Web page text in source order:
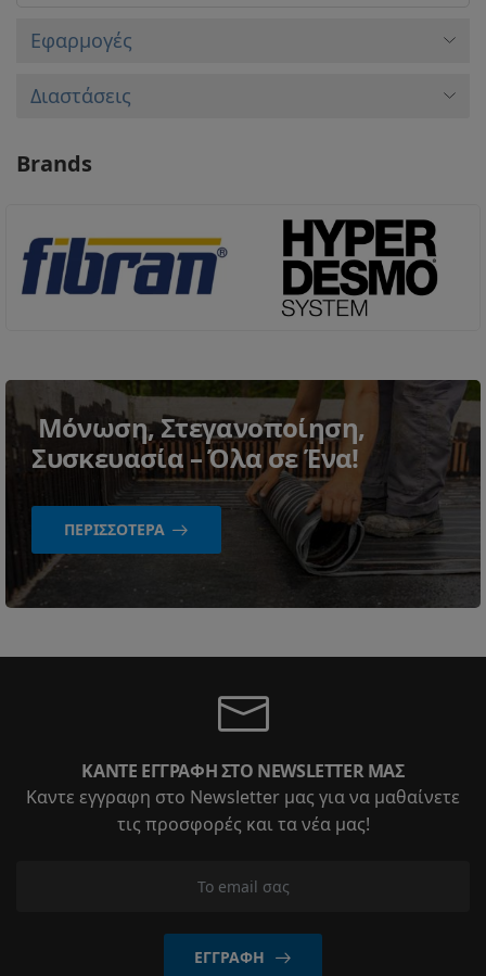
Εφαρμογές
Διαστάσεις
Brands
Μόνωση, Στεγανοποίηση,
Συσκευασία – Όλα σε Ένα!
ΠΕΡΙΣΣΌΤΕΡΑ
ΚΆΝΤΕ ΕΓΓΡΑΦΉ ΣΤΟ NEWSLETTER ΜΑΣ
Καντε εγγραφη στο Newsletter μας για να μαθαίνετε
τις προσφορές και τα νέα μας!
ΕΓΓΡΑΦΉ